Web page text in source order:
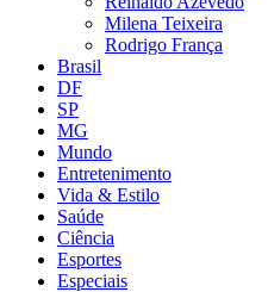
Milena Teixeira
Rodrigo França
Brasil
DF
SP
MG
Mundo
Entretenimento
Vida & Estilo
Saúde
Ciência
Esportes
Especiais